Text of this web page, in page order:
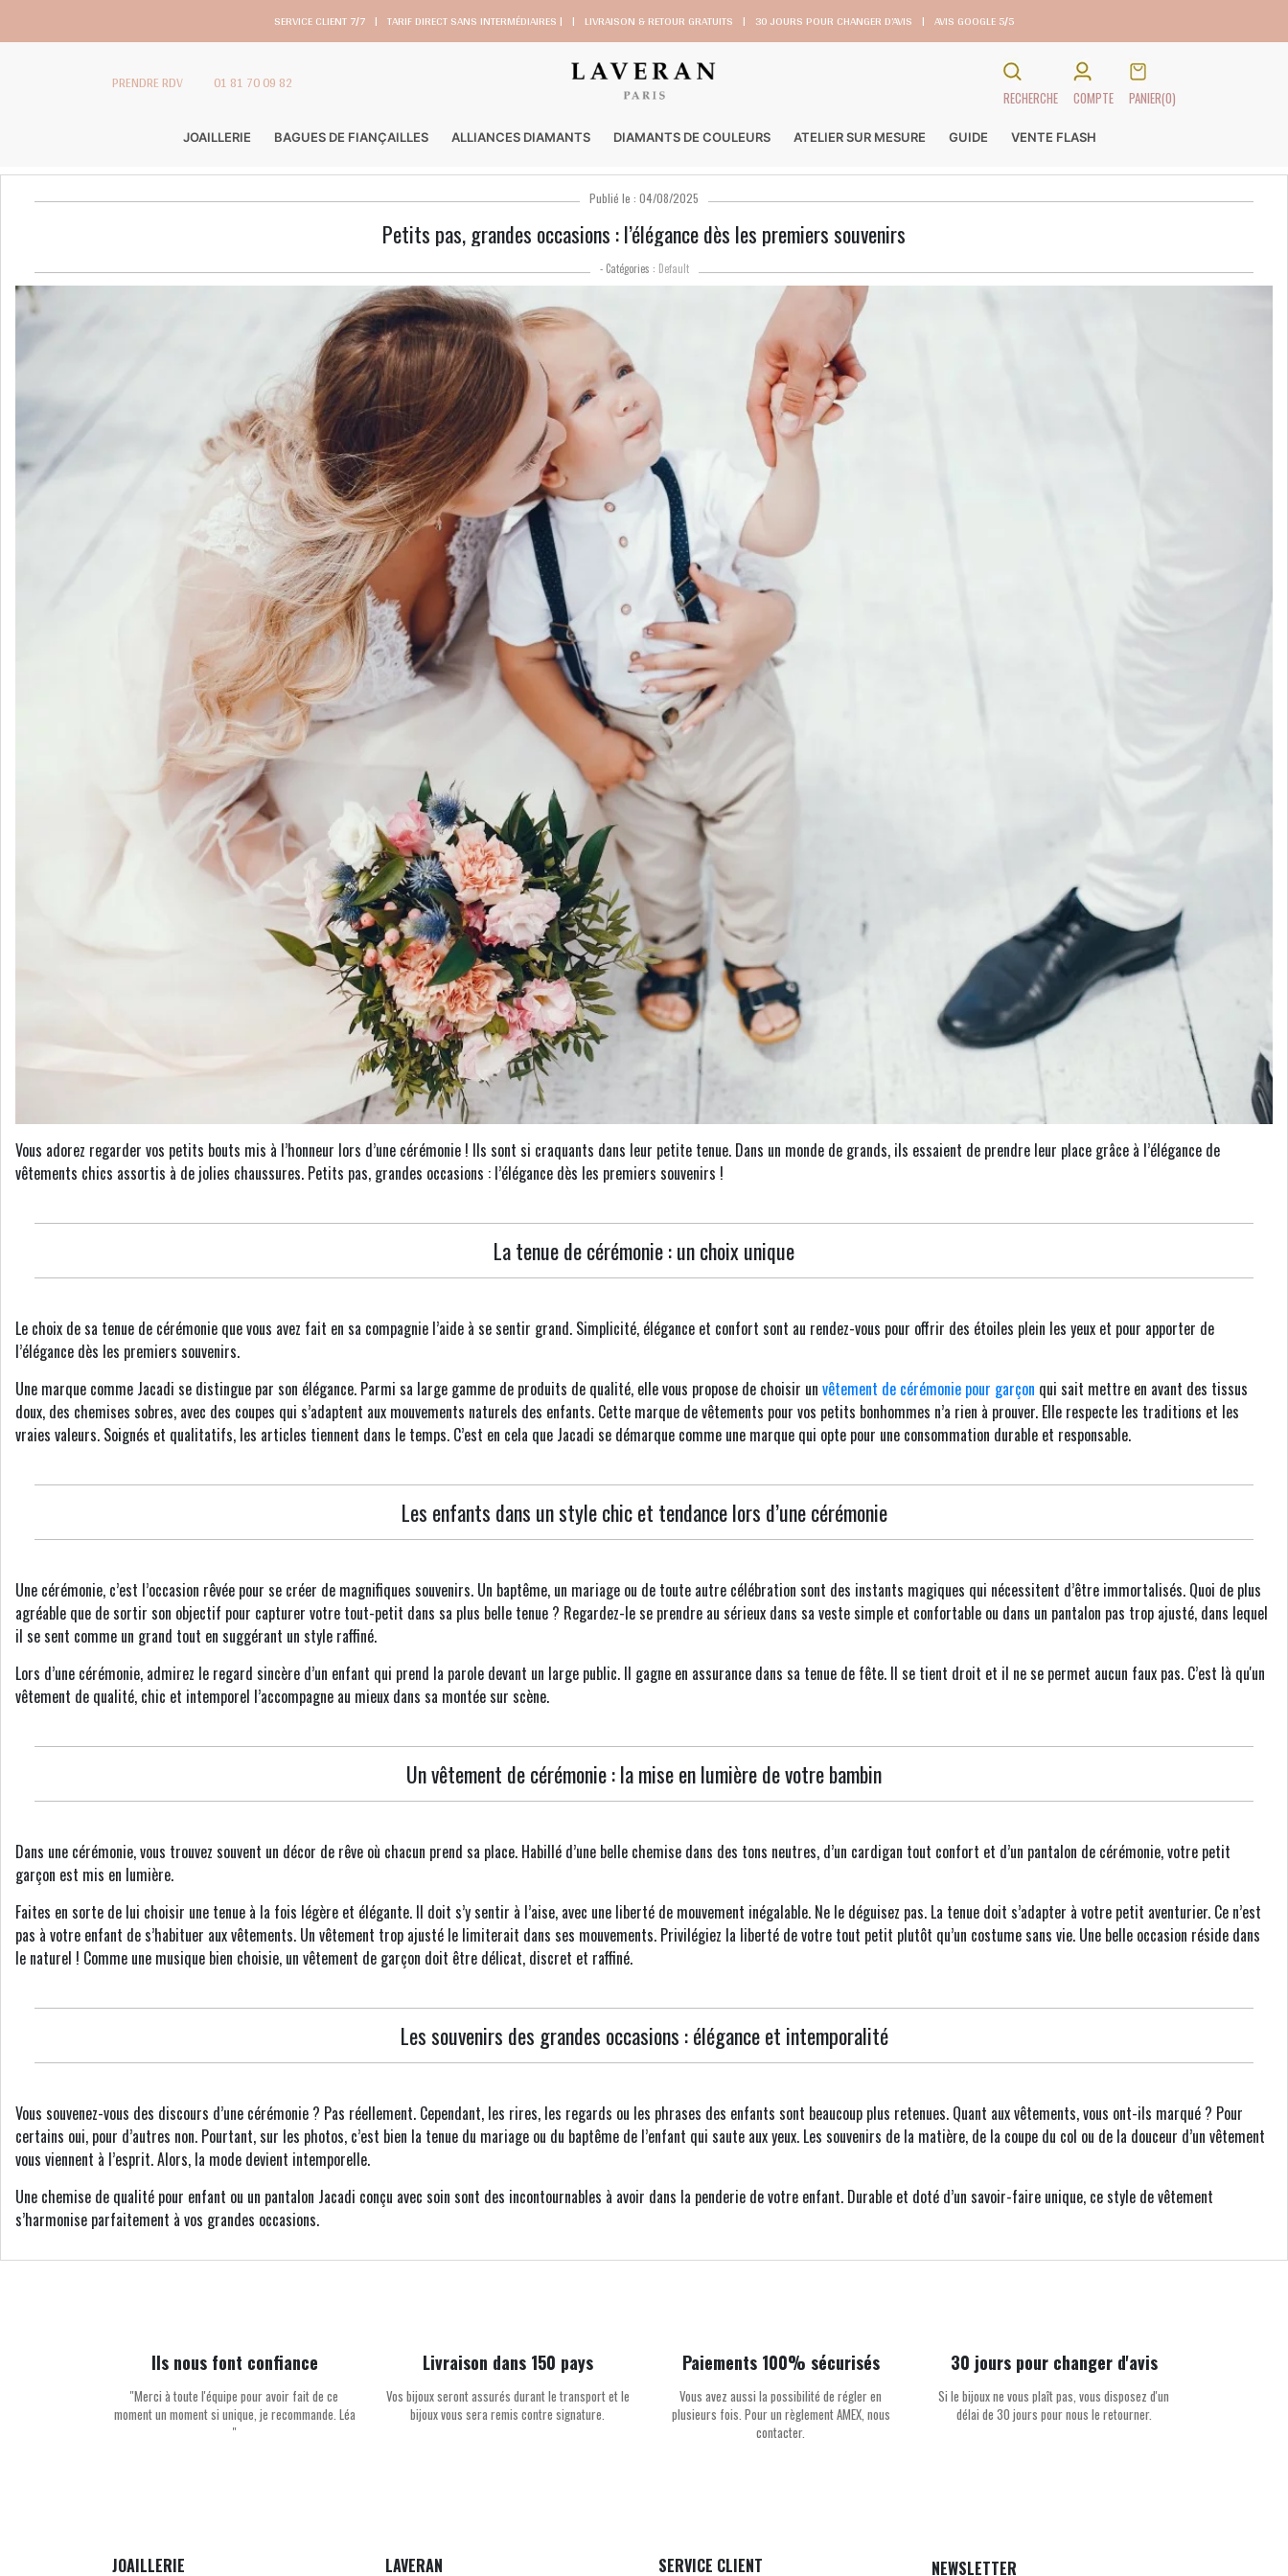
SERVICE CLIENT 7/7 | TARIF DIRECT SANS INTERMÉDIAIRES | | LIVRAISON & RETOUR GRATUITS | 30 JOURS POUR CHANGER D’AVIS | AVIS GOOGLE 5/5
PRENDRE RDV 01 81 70 09 82
RECHERCHE COMPTE PANIER(0)
JOAILLERIE BAGUES DE FIANÇAILLES ALLIANCES DIAMANTS DIAMANTS DE COULEURS ATELIER SUR MESURE GUIDE VENTE FLASH
Publié le : 04/08/2025
Petits pas, grandes occasions : l’élégance dès les premiers souvenirs
- Catégories : Default
Vous adorez regarder vos petits bouts mis à l’honneur lors d’une cérémonie ! Ils sont si craquants dans leur petite tenue. Dans un monde de grands, ils essaient de prendre leur place grâce à l’élégance de
vêtements chics assortis à de jolies chaussures. Petits pas, grandes occasions : l’élégance dès les premiers souvenirs !
La tenue de cérémonie : un choix unique
Le choix de sa tenue de cérémonie que vous avez fait en sa compagnie l’aide à se sentir grand. Simplicité, élégance et confort sont au rendez-vous pour offrir des étoiles plein les yeux et pour apporter de
l’élégance dès les premiers souvenirs.
Une marque comme Jacadi se distingue par son élégance. Parmi sa large gamme de produits de qualité, elle vous propose de choisir un vêtement de cérémonie pour garçon qui sait mettre en avant des tissus
doux, des chemises sobres, avec des coupes qui s’adaptent aux mouvements naturels des enfants. Cette marque de vêtements pour vos petits bonhommes n’a rien à prouver. Elle respecte les traditions et les
vraies valeurs. Soignés et qualitatifs, les articles tiennent dans le temps. C’est en cela que Jacadi se démarque comme une marque qui opte pour une consommation durable et responsable.
Les enfants dans un style chic et tendance lors d’une cérémonie
Une cérémonie, c’est l’occasion rêvée pour se créer de magnifiques souvenirs. Un baptême, un mariage ou de toute autre célébration sont des instants magiques qui nécessitent d’être immortalisés. Quoi de plus
agréable que de sortir son objectif pour capturer votre tout-petit dans sa plus belle tenue ? Regardez-le se prendre au sérieux dans sa veste simple et confortable ou dans un pantalon pas trop ajusté, dans lequel
il se sent comme un grand tout en suggérant un style raffiné.
Lors d’une cérémonie, admirez le regard sincère d’un enfant qui prend la parole devant un large public. Il gagne en assurance dans sa tenue de fête. Il se tient droit et il ne se permet aucun faux pas. C’est là qu'un
vêtement de qualité, chic et intemporel l’accompagne au mieux dans sa montée sur scène.
Un vêtement de cérémonie : la mise en lumière de votre bambin
Dans une cérémonie, vous trouvez souvent un décor de rêve où chacun prend sa place. Habillé d’une belle chemise dans des tons neutres, d’un cardigan tout confort et d’un pantalon de cérémonie, votre petit
garçon est mis en lumière.
Faites en sorte de lui choisir une tenue à la fois légère et élégante. Il doit s’y sentir à l’aise, avec une liberté de mouvement inégalable. Ne le déguisez pas. La tenue doit s’adapter à votre petit aventurier. Ce n’est
pas à votre enfant de s’habituer aux vêtements. Un vêtement trop ajusté le limiterait dans ses mouvements. Privilégiez la liberté de votre tout petit plutôt qu’un costume sans vie. Une belle occasion réside dans
le naturel ! Comme une musique bien choisie, un vêtement de garçon doit être délicat, discret et raffiné.
Les souvenirs des grandes occasions : élégance et intemporalité
Vous souvenez-vous des discours d’une cérémonie ? Pas réellement. Cependant, les rires, les regards ou les phrases des enfants sont beaucoup plus retenues. Quant aux vêtements, vous ont-ils marqué ? Pour
certains oui, pour d’autres non. Pourtant, sur les photos, c’est bien la tenue du mariage ou du baptême de l’enfant qui saute aux yeux. Les souvenirs de la matière, de la coupe du col ou de la douceur d’un vêtement
vous viennent à l’esprit. Alors, la mode devient intemporelle.
Une chemise de qualité pour enfant ou un pantalon Jacadi conçu avec soin sont des incontournables à avoir dans la penderie de votre enfant. Durable et doté d’un savoir-faire unique, ce style de vêtement
s’harmonise parfaitement à vos grandes occasions.
Ils nous font confiance
''Merci à toute l'équipe pour avoir fait de ce
moment un moment si unique, je recommande. Léa
''
Livraison dans 150 pays
Vos bijoux seront assurés durant le transport et le
bijoux vous sera remis contre signature.
Paiements 100% sécurisés
Vous avez aussi la possibilité de régler en
plusieurs fois. Pour un règlement AMEX, nous
contacter.
30 jours pour changer d'avis
Si le bijoux ne vous plaît pas, vous disposez d'un
délai de 30 jours pour nous le retourner.
JOAILLERIE LAVERAN SERVICE CLIENT NEWSLETTER